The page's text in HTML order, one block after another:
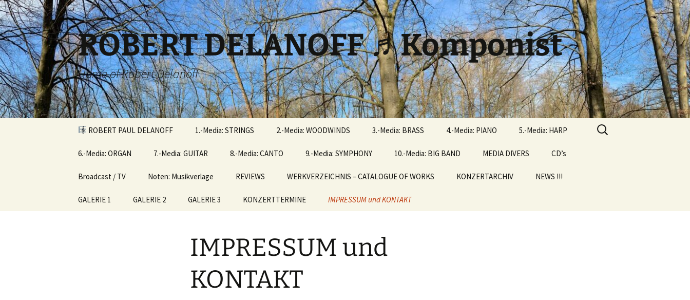
Zum
Inhalt
springen
ROBERT DELANOFF ♬Komponist
Home of Robert Delanoff
ROBERT PAUL DELANOFF 1.-Media: STRINGS 2.-Media: WOODWINDS 3.-Media: BRASS 4.-Media: PIANO 5.-Media: HARP
6.-Media: ORGAN 7.-Media: GUITAR 8.-Media: CANTO 9.-Media: SYMPHONY 10.-Media: BIG BAND MEDIA DIVERS CD’s
Broadcast / TV Noten: Musikverlage REVIEWS WERKVERZEICHNIS – CATALOGUE OF WORKS KONZERTARCHIV NEWS !!!
GALERIE 1 GALERIE 2 GALERIE 3 KONZERTTERMINE IMPRESSUM und KONTAKT
Suchen
nach:
IMPRESSUM und
KONTAKT